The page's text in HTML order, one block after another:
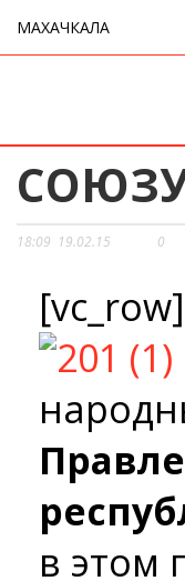
МАХАЧКАЛА
СОЮЗУ
18:09 19.02.15 0
в этом